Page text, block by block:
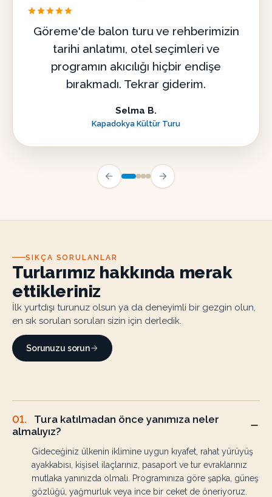
Göreme'de balon turu ve rehberimizin
tarihi anlatımı, otel seçimleri ve
programın akıcılığı hiçbir endişe
bırakmadı. Tekrar giderim.
Selma B.
Kapadokya Kültür Turu
SIKÇA SORULANLAR
Turlarımız hakkında merak
ettikleriniz
İlk yurtdışı turunuz olsun ya da deneyimli bir gezgin olun,
en sık sorulan soruları sizin için derledik.
Sorunuzu sorun
01.
Tura katılmadan önce yanımıza neler
almalıyız?
Gideceğiniz ülkenin iklimine uygun kıyafet, rahat yürüyüş
ayakkabısı, kişisel ilaçlarınız, pasaport ve tur evraklarınız
mutlaka yanınızda olmalı. Programınıza göre şapka, güneş
gözlüğü, yağmurluk veya ince bir ceket de öneriyoruz.